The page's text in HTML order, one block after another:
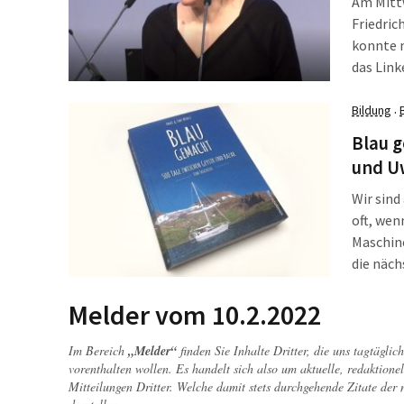
konnte
das
stehen
Bildung ·
Blau
und
Wir sind
oft,
die
Melder vom 10.2.2022
Im Bereich „Melder“ finden Sie Inhalte Dritter, die uns
vorenthalten wollen. Es handelt sich also um aktuelle,
Mitteilungen Dritter. Welche damit stets durchgehende Zitate